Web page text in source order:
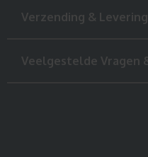
Verzending & Levering
Veelgestelde Vragen